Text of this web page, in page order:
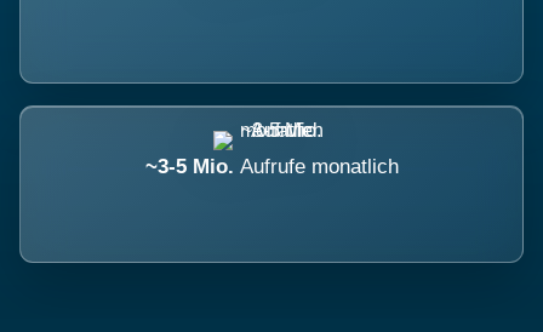
~3-5 Mio. Aufrufe monatlich